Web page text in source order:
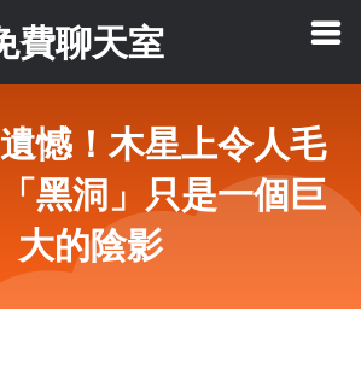
費聊天室
憾！木星上令人毛
黑洞」只是一個巨
大的陰影